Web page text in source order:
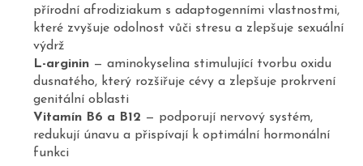
přírodní afrodiziakum s adaptogenními vlastnostmi,
které zvyšuje odolnost vůči stresu a zlepšuje sexuální
výdrž
L-arginin— aminokyselina stimulující tvorbu oxidu
dusnatého, který rozšiřuje cévy a zlepšuje prokrvení
genitální oblasti
Vitamín B6 a B12 — podporují nervový systém,
redukují únavu a přispívají k optimální hormonální
funkci